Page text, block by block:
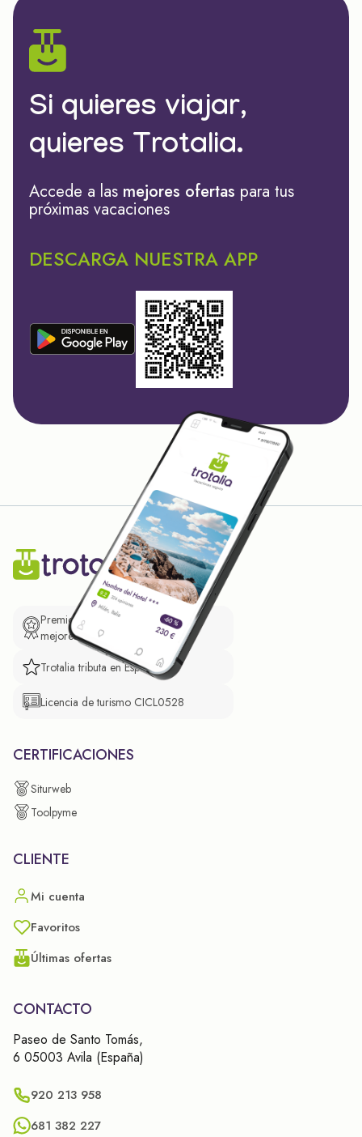
Si quieres viajar,
quieres Trotalia.
Accede a las mejores ofertas para tus
próximas vacaciones
DESCARGA NUESTRA APP
Premio de El Confidencial a las
mejores prácticas empresariales.
Trotalia tributa en España
Licencia de turismo CICL0528
CERTIFICACIONES
Siturweb
Toolpyme
CLIENTE
Mi cuenta
Favoritos
Últimas ofertas
CONTACTO
Paseo de Santo Tomás,
6 05003 Avila (España)
920 213 958
681 382 227